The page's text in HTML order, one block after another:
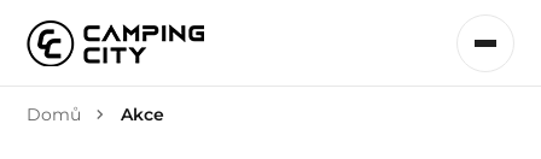
Domů Akce